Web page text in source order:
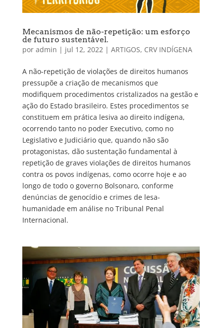
Mecanismos de não-repetição: um esforço
de futuro sustentável.
por admin | jul 12, 2022| ARTIGOS, CRV INDÍGENA
A não-repetição de violações de direitos humanos
pressupõe a criação de mecanismos que
modifiquem procedimentos cristalizados na gestão e
ação do Estado brasileiro. Estes procedimentos se
constituem em prática lesiva ao direito indígena,
ocorrendo tanto no poder Executivo, como no
Legislativo e Judiciário que, quando não são
protagonistas, dão sustentação fundamental à
repetição de graves violações de direitos humanos
contra os povos indígenas, como ocorre hoje e ao
longo de todo o governo Bolsonaro, conforme
denúncias de genocídio e crimes de lesa-
humanidade em análise no Tribunal Penal
Internacional.